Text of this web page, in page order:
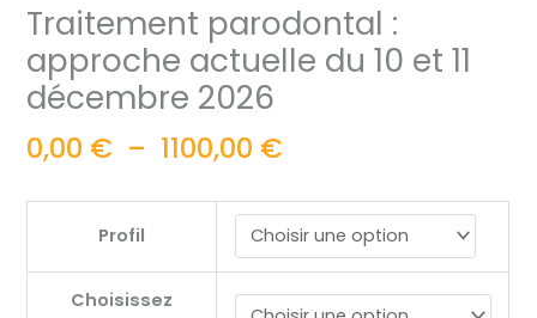
Traitement parodontal :
approche actuelle du 10 et 11
décembre 2026
0,00 € – 1100,00 €
Profil
Choisissez